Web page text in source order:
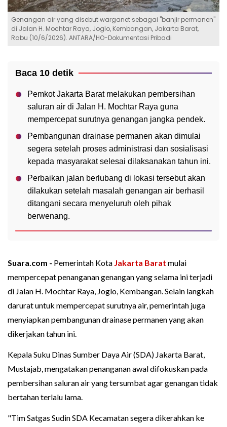
Genangan air yang disebut warganet sebagai "banjir permanen"
di Jalan H. Mochtar Raya, Joglo, Kembangan, Jakarta Barat,
Rabu (10/6/2026). ANTARA/HO-Dokumentasi Pribadi
Baca 10 detik
Pemkot Jakarta Barat melakukan pembersihan
saluran air di Jalan H. Mochtar Raya guna
mempercepat surutnya genangan jangka pendek.
Pembangunan drainase permanen akan dimulai
segera setelah proses administrasi dan sosialisasi
kepada masyarakat selesai dilaksanakan tahun ini.
Perbaikan jalan berlubang di lokasi tersebut akan
dilakukan setelah masalah genangan air berhasil
ditangani secara menyeluruh oleh pihak
berwenang.
Suara.com - Pemerintah Kota Jakarta Barat mulai
mempercepat penanganan genangan yang selama ini terjadi
di Jalan H. Mochtar Raya, Joglo, Kembangan. Selain langkah
darurat untuk mempercepat surutnya air, pemerintah juga
menyiapkan pembangunan drainase permanen yang akan
dikerjakan tahun ini.
Kepala Suku Dinas Sumber Daya Air (SDA) Jakarta Barat,
Mustajab, mengatakan penanganan awal difokuskan pada
pembersihan saluran air yang tersumbat agar genangan tidak
bertahan terlalu lama.
"Tim Satgas Sudin SDA Kecamatan segera dikerahkan ke